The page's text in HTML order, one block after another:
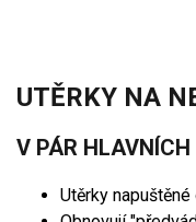
UTĚRKY NA
V PÁR HLAVNÍCH
Utěrky